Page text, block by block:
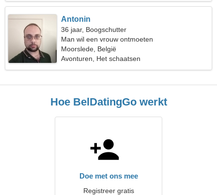
Antonin
36 jaar, Boogschutter
Man wil een vrouw ontmoeten
Moorslede, België
Avonturen, Het schaatsen
Hoe BelDatingGo werkt
Doe met ons mee
Registreer gratis